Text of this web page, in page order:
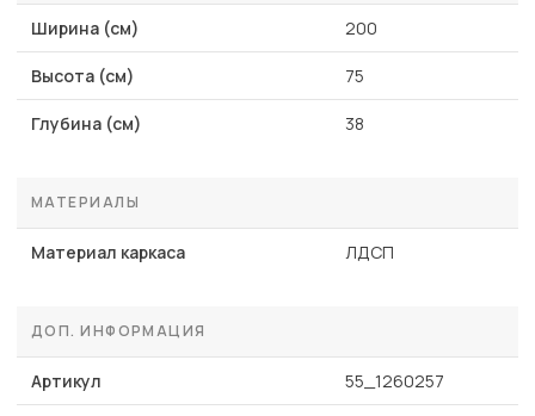
Ширина (см) 200
Высота (см) 75
Глубина (см) 38
МАТЕРИАЛЫ
Материал каркаса ЛДСП
ДОП. ИНФОРМАЦИЯ
Артикул 55_1260257